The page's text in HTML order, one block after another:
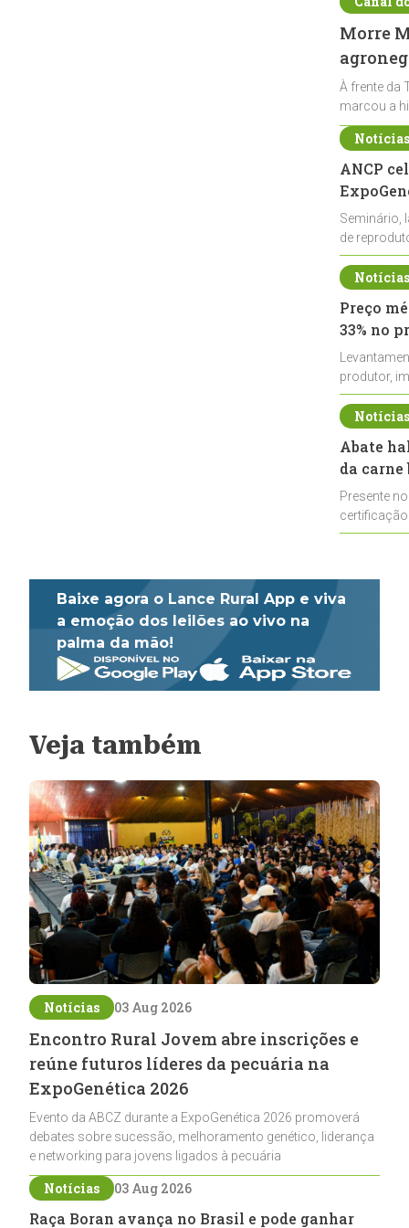
Morre
À frente da
marcou a
ANCP
Seminário,
de
durante a
Preço
33% no
produtor,
de leite cru
Abate
da
Presente
Baixe agora o Lance Rural App e viva
a emoção dos leilões ao vivo na
palma da mão!
Veja também
Notícias 03 Aug 2026
Encontro Rural Jovem abre inscrições e
reúne futuros líderes da pecuária na
ExpoGenética 2026
Evento da ABCZ durante a ExpoGenética 2026 promoverá
debates sobre sucessão, melhoramento genético, liderança
e networking para jovens ligados à pecuária
Notícias 03 Aug 2026
Raça Boran avança no Brasil e pode ganhar